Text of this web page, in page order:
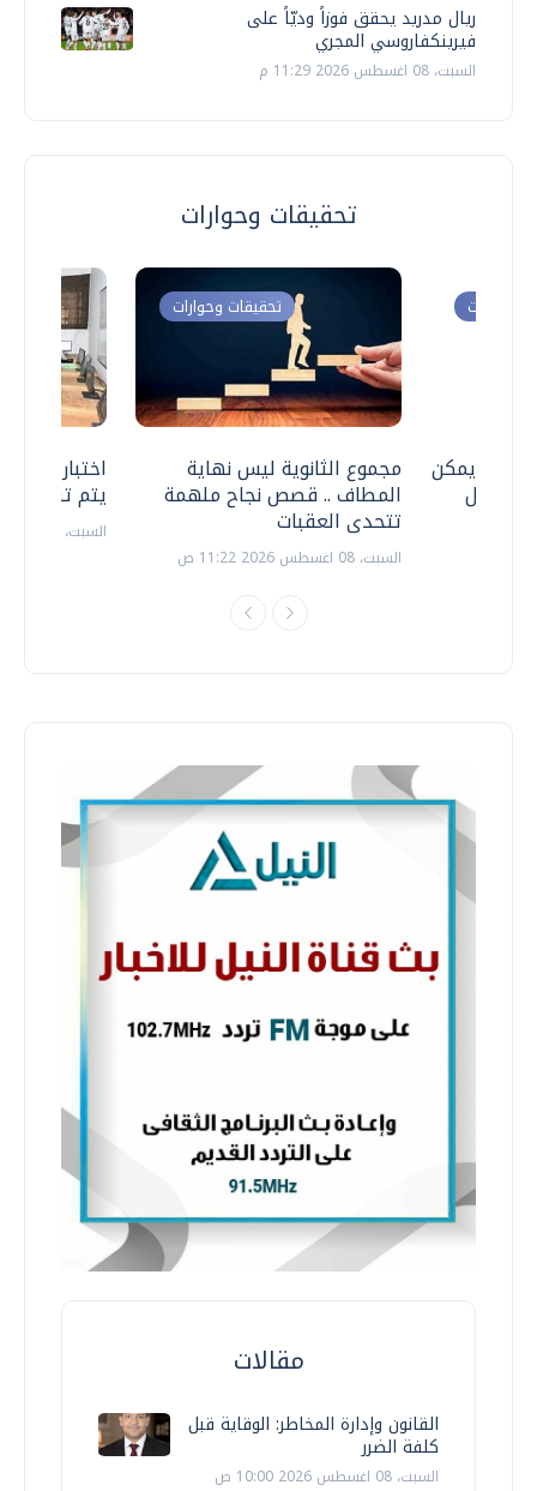
ريال مدريد يحقق فوزاً وديّاً على
فيرينكفاروسي المجري
السبت، 08 اغسطس 2026 11:29 م
تحقيقات وحوارات
اختبارات
يتم
السبت، 18 يوليو 2026 09:22 ص
تحقيقات وحوارات
مجموع الثانوية ليس نهاية
المطاف .. قصص نجاح ملهمة
تتحدى العقبات
السبت، 08 اغسطس 2026 11:22 ص
وحوارات
.. هل يمكن
نتعامل
مقالات
القانون وإدارة المخاطر: الوقاية قبل
كلفة الضرر
السبت، 08 اغسطس 2026 10:00 ص